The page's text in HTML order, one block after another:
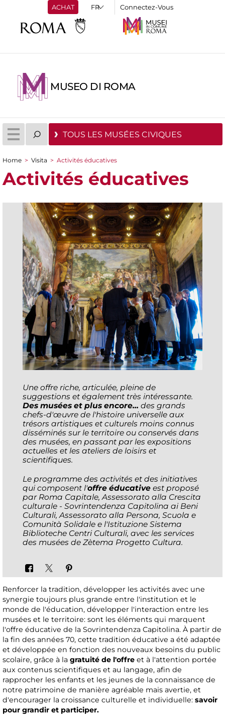
ACHAT Connectez-Vous
MUSEO DI ROMA
TOUS LES MUSÉES CIVIQUES
You are here
Home > Visita > Activités éducatives
Activités éducatives
Une offre riche, articulée, pleine de
suggestions et également très intéressante.
Des musées et plus encore... des grands
chefs-d'œuvre de l'histoire universelle aux
trésors artistiques et culturels moins connus
disséminés sur le territoire ou conservés dans
des musées, en passant par les expositions
actuelles et les ateliers de loisirs et
scientifiques.
Le programme des activités et des initiatives
qui composent l'offre éducative est proposé
par Roma Capitale, Assessorato alla Crescita
culturale - Sovrintendenza Capitolina ai Beni
Culturali, Assessorato alla Persona, Scuola e
Comunità Solidale e l'Istituzione Sistema
Biblioteche Centri Culturali, avec les services
des musées de Zètema Progetto Cultura.
Renforcer la tradition, développer les activités avec une
synergie toujours plus grande entre l'institution et le
monde de l'éducation, développer l'interaction entre les
musées et le territoire: sont les éléments qui marquent
l'offre éducative de la Sovrintendenza Capitolina. À partir de
la fin des années 70, cette tradition éducative a été adaptée
et développée en fonction des nouveaux besoins du public
scolaire, grâce à la gratuité de l'offre et à l'attention portée
aux contenus scientifiques et au langage, afin de
rapprocher les enfants et les jeunes de la connaissance de
notre patrimoine de manière agréable mais avertie, et
d'encourager la croissance culturelle et individuelle: savoir
pour grandir et participer.